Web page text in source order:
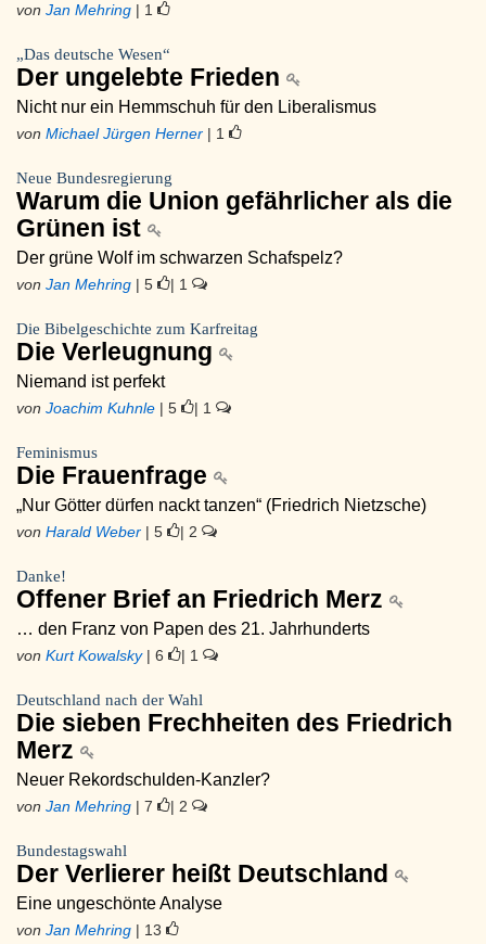
von Jan Mehring | 1
„Das deutsche Wesen“
Der ungelebte Frieden
Nicht nur ein Hemmschuh für den Liberalismus
von Michael Jürgen Herner | 1
Neue Bundesregierung
Warum die Union gefährlicher als die
Grünen ist
Der grüne Wolf im schwarzen Schafspelz?
von Jan Mehring | 5 | 1
Die Bibelgeschichte zum Karfreitag
Die Verleugnung
Niemand ist perfekt
von Joachim Kuhnle | 5 | 1
Feminismus
Die Frauenfrage
„Nur Götter dürfen nackt tanzen“ (Friedrich Nietzsche)
von Harald Weber | 5 | 2
Danke!
Offener Brief an Friedrich Merz
… den Franz von Papen des 21. Jahrhunderts
von Kurt Kowalsky| 6 | 1
Deutschland nach der Wahl
Die sieben Frechheiten des Friedrich
Merz
Neuer Rekordschulden-Kanzler?
von Jan Mehring | 7 | 2
Bundestagswahl
Der Verlierer heißt Deutschland
Eine ungeschönte Analyse
von Jan Mehring | 13